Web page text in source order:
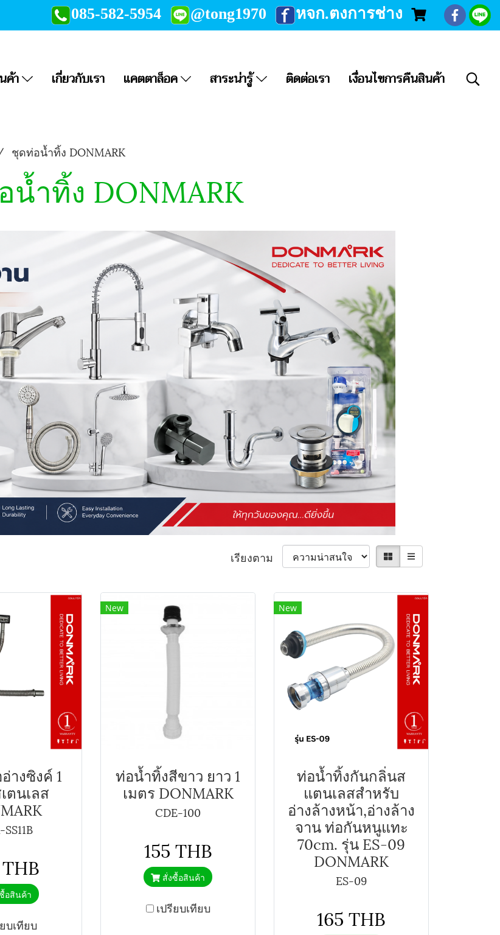
085-582-5954 @tong1970 หจก.ตงการช่าง
ค้า เกี่ยวกับเรา แคตตาล็อค สาระน่ารู้ ติดต่อเรา เงื่อนไขการคืนสินค้า
ชุดท่อน้ำทิ้ง DONMARK
ำทิ้ง DONMARK
เรียงตาม
างซิงค์ 1
ตนเลส
อสินค้า
บเทียบ
New
ท่อน้ำทิ้งสีขาว ยาว 1
เมตร DONMARK
CDE-100
155 THB
สั่งซื้อสินค้า
เปรียบเทียบ
New
ท่อน้ำทิ้งกันกลิ่นส
แตนเลสสำหรับ
อ่างล้างหน้า,อ่างล้าง
จาน ท่อกันหนูแทะ
70cm. รุ่น ES-09
DONMARK
ES-09
165 THB